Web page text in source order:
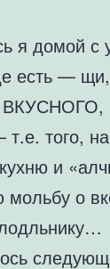
я домой
есть —
того,
и
о